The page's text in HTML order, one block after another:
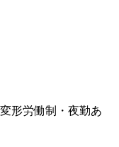
形労働制・夜勤あ